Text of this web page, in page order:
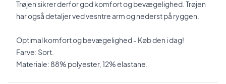
Trøjen sikrer derfor god komfort og bevægelighed. Trøjen
har også detaljer ved vesntre arm og nederst på ryggen.
Optimal komfort og bevægelighed - Køb den i dag!
Farve: Sort.
Materiale: 88% polyester, 12% elastane.